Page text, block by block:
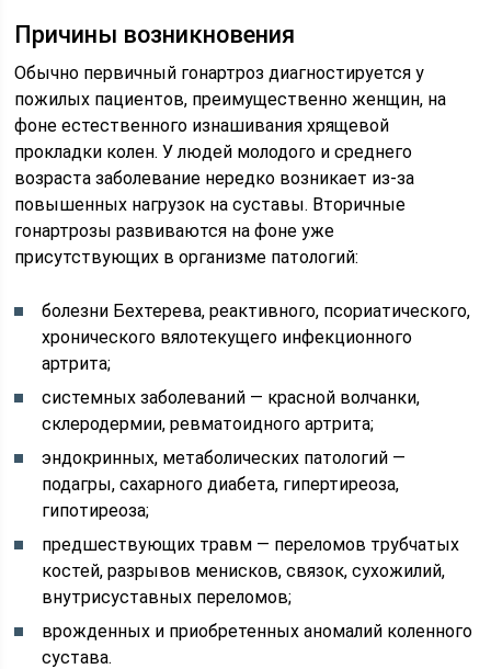
Причины возникновения
Обычно первичный гонартроз диагностируется у
пожилых пациентов, преимущественно женщин, на
фоне естественного изнашивания хрящевой
прокладки колен. У людей молодого и среднего
возраста заболевание нередко возникает из-за
повышенных нагрузок на суставы. Вторичные
гонартрозы развиваются на фоне уже
присутствующих в организме патологий:
болезни Бехтерева, реактивного, псориатического,
хронического вялотекущего инфекционного
артрита;
системных заболеваний — красной волчанки,
склеродермии, ревматоидного артрита;
эндокринных, метаболических патологий —
подагры, сахарного диабета, гипертиреоза,
гипотиреоза;
предшествующих травм — переломов трубчатых
костей, разрывов менисков, связок, сухожилий,
внутрисуставных переломов;
врожденных и приобретенных аномалий коленного
сустава.